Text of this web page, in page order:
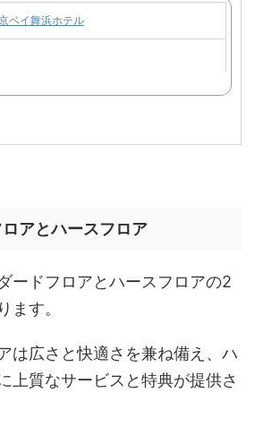
ベイ舞浜ホテル
アとハースフロア
ードフロアとハースフロアの2
ます。
は広さと快適さを兼ね備え、ハ
上質なサービスと特典が提供さ